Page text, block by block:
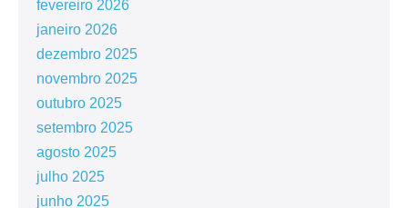
fevereiro 2026
janeiro 2026
dezembro 2025
novembro 2025
outubro 2025
setembro 2025
agosto 2025
julho 2025
junho 2025